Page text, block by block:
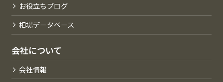
お役立ちブログ
相場データベース
会社について
会社情報